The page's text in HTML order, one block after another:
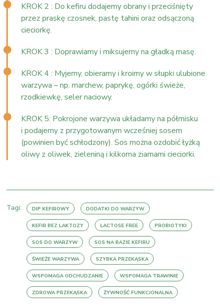
KROK 2 : Do kefiru dodajemy obrany i przeciśnięty
przez praskę czosnek, pastę tahini oraz odsączoną
cieciorkę.
KROK 3 : Doprawiamy i miksujemy na gładką masę.
KROK 4 : Myjemy, obieramy i kroimy w słupki ulubione
warzywa – np. marchew, paprykę, ogórki świeże,
rzodkiewkę, seler naciowy.
KROK 5: Pokrojone warzywa układamy na półmisku
i podajemy z przygotowanym wcześniej sosem
(powinien być schłodzony). Sos można ozdobić łyżką
oliwy z oliwek, zieleniną i kilkoma ziarnami cieciorki.
Tagi: DIP KEFIROWY DODATKI DO WARZYW
KEFIR BEZ LAKTOZY LACTOSE FREE PROBIOTYKI
SOS DO WARZYW SOS NA BAZIE KEFIRU
ŚWIEŻE WARZYWA SZYBKA PRZEKĄSKA
WSPOMAGA ODCHUDZANIE WSPOMAGA TRAWINIE
ZDROWA PRZEKĄSKA ŻYWNOŚĆ FUNKCJONALNA